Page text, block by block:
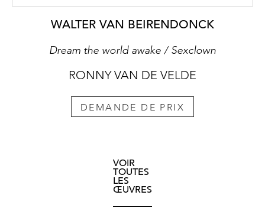
WALTER VAN BEIRENDONCK
Dream the world awake / Sexclown
RONNY VAN DE VELDE
DEMANDE DE PRIX
VOIR
TOUTES
LES
ŒUVRES